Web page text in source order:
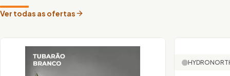
Ver todas as ofertas